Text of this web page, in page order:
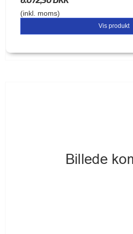
(inkl. moms)
Vis produkt